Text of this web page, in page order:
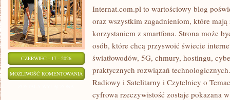
CZERWIEC - 17 - 2026
MOŻLIWOŚĆ KOMENTOWANIA BEZPIECZEŃSTWO
SIECI
Internat.com.pl to wartościowy blog
oraz wszystkim zagadnieniom, które
korzystaniem z smartfona. Strona może
osób, które chcą przyswoić świecie
światłowodów, 5G, chmury, hostingu,
praktycznych rozwiązań
Radiowy i Satelitarny i Czytelnicy o
cyfrowa rzeczywistość zostaje pokazana